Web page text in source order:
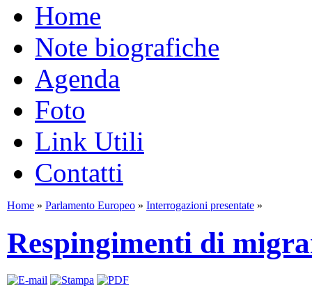
Home
Note biografiche
Agenda
Foto
Link Utili
Contatti
Home » Parlamento Europeo » Interrogazioni presentate »
Respingimenti di